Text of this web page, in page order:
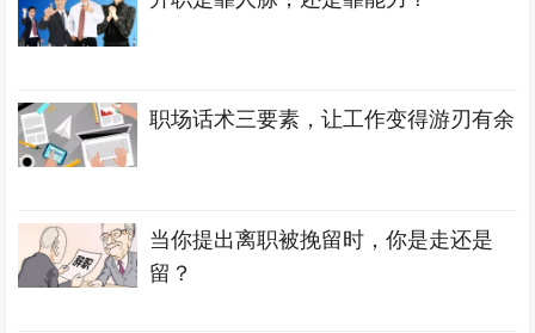
职场话术三要素，让工作变得游刃有余
当你提出离职被挽留时，你是走还是
留？